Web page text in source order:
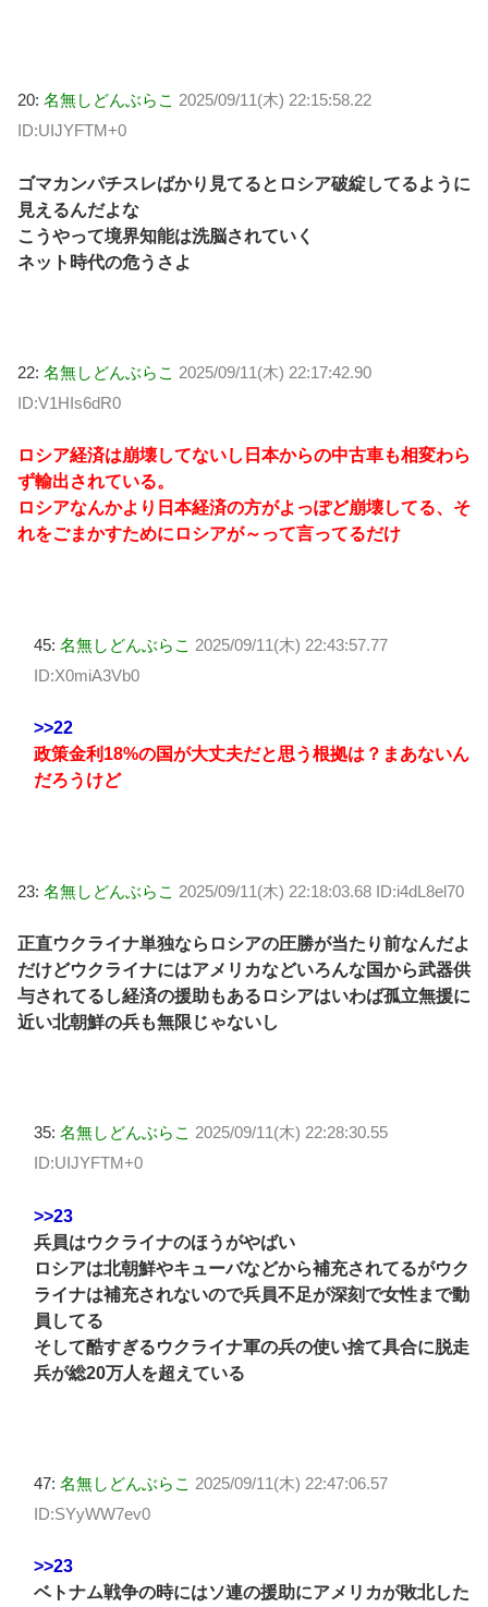
20: 名無しどんぶらこ 2025/09/11(木) 22:15:58.22
ID:UIJYFTM+0
ゴマカンパチスレばかり見てるとロシア破綻してるように
見えるんだよな
こうやって境界知能は洗脳されていく
ネット時代の危うさよ
22: 名無しどんぶらこ 2025/09/11(木) 22:17:42.90
ID:V1HIs6dR0
ロシア経済は崩壊してないし日本からの中古車も相変わら
ず輸出されている。
ロシアなんかより日本経済の方がよっぽど崩壊してる、そ
れをごまかすためにロシアが～って言ってるだけ
45: 名無しどんぶらこ 2025/09/11(木) 22:43:57.77
ID:X0miA3Vb0
>>22
政策金利18%の国が大丈夫だと思う根拠は？まあないん
だろうけど
23: 名無しどんぶらこ 2025/09/11(木) 22:18:03.68 ID:i4dL8el70
正直ウクライナ単独ならロシアの圧勝が当たり前なんだよ
だけどウクライナにはアメリカなどいろんな国から武器供
与されてるし経済の援助もあるロシアはいわば孤立無援に
近い北朝鮮の兵も無限じゃないし
35: 名無しどんぶらこ 2025/09/11(木) 22:28:30.55
ID:UIJYFTM+0
>>23
兵員はウクライナのほうがやばい
ロシアは北朝鮮やキューバなどから補充されてるがウク
ライナは補充されないので兵員不足が深刻で女性まで動
員してる
そして酷すぎるウクライナ軍の兵の使い捨て具合に脱走
兵が総20万人を超えている
47: 名無しどんぶらこ 2025/09/11(木) 22:47:06.57
ID:SYyWW7ev0
>>23
ベトナム戦争の時にはソ連の援助にアメリカが敗北した